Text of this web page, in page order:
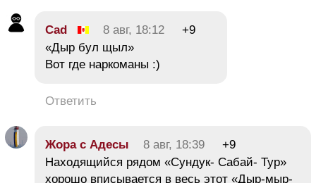
Cad 8 авг, 18:12
+9
«Дыр бул щыл»
Вот где наркоманы :)
Ответить
Жора с Адесы 8 авг, 18:39
+9
Находящийся рядом «Сундук- Сабай- Тур»
хорошо вписывается в весь этот «Дыр-мыр-